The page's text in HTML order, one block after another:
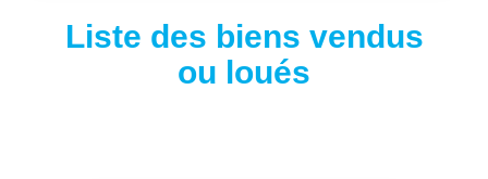
Liste des biens vendus
ou loués